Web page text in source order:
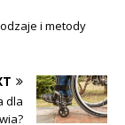
i metody
dla